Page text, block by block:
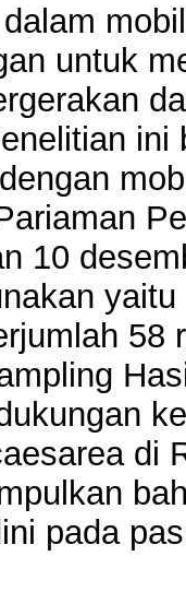
untuk
10
58
di
pada